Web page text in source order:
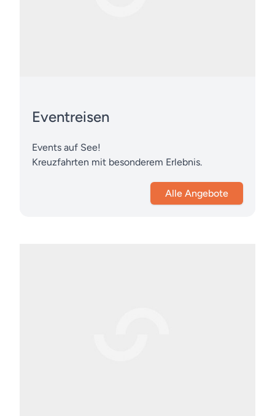
Eventreisen
Events auf See!
Kreuzfahrten mit besonderem Erlebnis.
Alle Angebote